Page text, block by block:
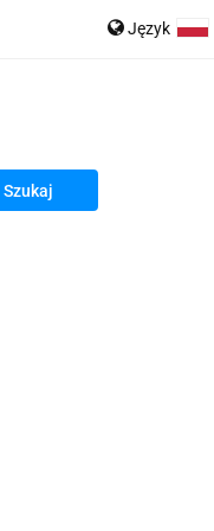
Język
Sea of Spa